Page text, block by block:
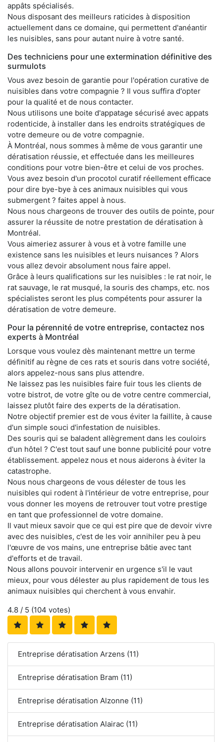
appâts spécialisés.
Nous disposant des meilleurs raticides à disposition
actuellement dans ce domaine, qui permettent d'anéantir
les nuisibles, sans pour autant nuire à votre santé.
Des techniciens pour une extermination définitive des
surmulots
Vous avez besoin de garantie pour l'opération curative de
nuisibles dans votre compagnie ? Il vous suffira d'opter
pour la qualité et de nous contacter.
Nous utilisons une boite d'appatage sécurisé avec appats
rodenticide, à installer dans les endroits stratégiques de
votre demeure ou de votre compagnie.
À Montréal, nous sommes à même de vous garantir une
dératisation réussie, et effectuée dans les meilleures
conditions pour votre bien-être et celui de vos proches.
Vous avez besoin d'un procotol curatif réellement efficace
pour dire bye-bye à ces animaux nuisibles qui vous
submergent ? faites appel à nous.
Nous nous chargeons de trouver des outils de pointe, pour
assurer la réussite de notre prestation de dératisation à
Montréal.
Vous aimeriez assurer à vous et à votre famille une
existence sans les nuisibles et leurs nuisances ? Alors
vous allez devoir absolument nous faire appel.
Grâce à leurs qualifications sur les nuisibles : le rat noir, le
rat sauvage, le rat musqué, la souris des champs, etc. nos
spécialistes seront les plus compétents pour assurer la
dératisation de votre demeure.
Pour la pérennité de votre entreprise, contactez nos
experts à Montréal
Lorsque vous voulez dès maintenant mettre un terme
définitif au règne de ces rats et souris dans votre société,
alors appelez-nous sans plus attendre.
Ne laissez pas les nuisibles faire fuir tous les clients de
votre bistrot, de votre gîte ou de votre centre commercial,
laissez plutôt faire des experts de la dératisation.
Notre objectif premier est de vous éviter la faillite, à cause
d'un simple souci d'infestation de nuisibles.
Des souris qui se baladent allègrement dans les couloirs
d'un hôtel ? C'est tout sauf une bonne publicité pour votre
établissement. appelez nous et nous aiderons à éviter la
catastrophe.
Nous nous chargeons de vous délester de tous les
nuisibles qui rodent à l'intérieur de votre entreprise, pour
vous donner les moyens de retrouver tout votre prestige
en tant que professionnel de votre domaine.
Il vaut mieux savoir que ce qui est pire que de devoir vivre
avec des nuisibles, c'est de les voir annihiler peu à peu
l'œuvre de vos mains, une entreprise bâtie avec tant
d'efforts et de travail.
Nous allons pouvoir intervenir en urgence s'il le vaut
mieux, pour vous délester au plus rapidement de tous les
animaux nuisibles qui cherchent à vous envahir.
4.8 / 5 (104 votes)
Entreprise dératisation Arzens (11)
Entreprise dératisation Bram (11)
Entreprise dératisation Alzonne (11)
Entreprise dératisation Alairac (11)